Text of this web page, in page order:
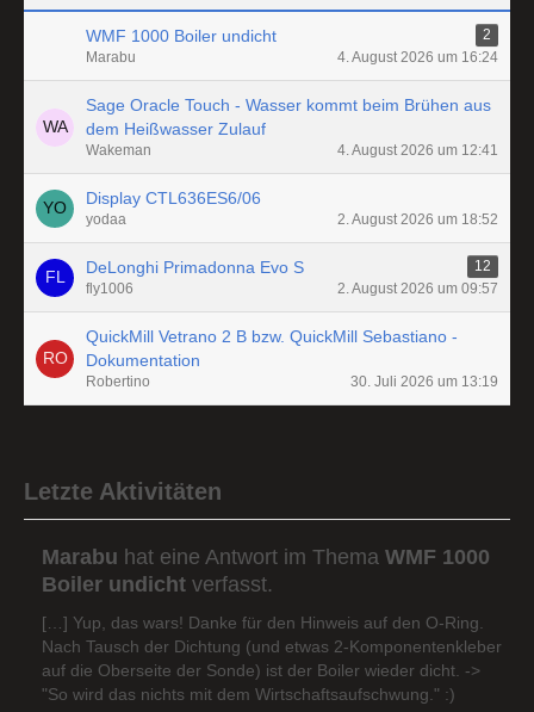
WMF 1000 Boiler undicht
2
Marabu
4. August 2026 um 16:24
Sage Oracle Touch - Wasser kommt beim Brühen aus
dem Heißwasser Zulauf
Wakeman 4. August 2026 um 12:41
Display CTL636ES6/06
yodaa 2. August 2026 um 18:52
DeLonghi Primadonna Evo S
12
fly1006
2. August 2026 um 09:57
QuickMill Vetrano 2 B bzw. QuickMill Sebastiano -
Dokumentation
Robertino 30. Juli 2026 um 13:19
Letzte Aktivitäten
Marabu hat eine Antwort im Thema WMF 1000
Boiler undicht verfasst.
[…] Yup, das wars! Danke für den Hinweis auf den O-Ring.
Nach Tausch der Dichtung (und etwas 2-Komponentenkleber
auf die Oberseite der Sonde) ist der Boiler wieder dicht. ->
"So wird das nichts mit dem Wirtschaftsaufschwung." :)